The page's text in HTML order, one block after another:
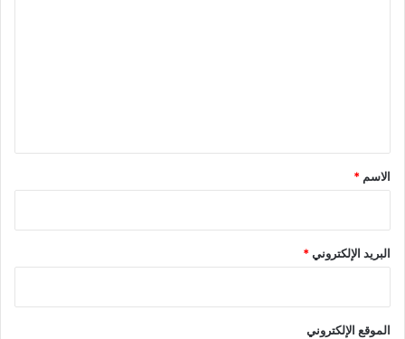
*
الاسم *
البريد الإلكتروني*
الموقع الإلكتروني